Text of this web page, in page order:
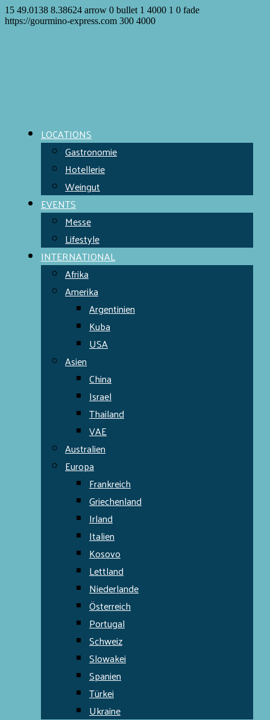
15 49.0138 8.38624 arrow 0 bullet 1 4000 1 0 fade
https://gourmino-express.com 300 4000
LOCATIONS
Gastronomie
Hotellerie
Weingut
EVENTS
Messe
Lifestyle
INTERNATIONAL
Afrika
Amerika
Argentinien
Kuba
USA
Asien
China
Israel
Thailand
VAE
Australien
Europa
Frankreich
Griechenland
Irland
Italien
Kosovo
Lettland
Niederlande
Österreich
Portugal
Schweiz
Slowakei
Spanien
Türkei
Ukraine